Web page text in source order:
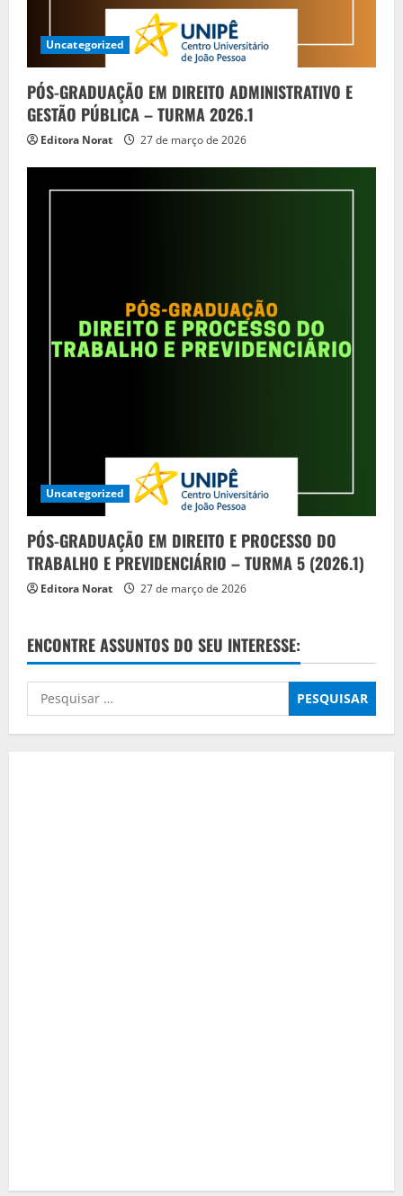
Uncategorized
PÓS-GRADUAÇÃO EM DIREITO ADMINISTRATIVO E
GESTÃO PÚBLICA – TURMA 2026.1
Editora Norat 27 de março de 2026
Uncategorized
PÓS-GRADUAÇÃO EM DIREITO E PROCESSO DO
TRABALHO E PREVIDENCIÁRIO – TURMA 5 (2026.1)
Editora Norat 27 de março de 2026
ENCONTRE ASSUNTOS DO SEU INTERESSE:
Pesquisar
por: